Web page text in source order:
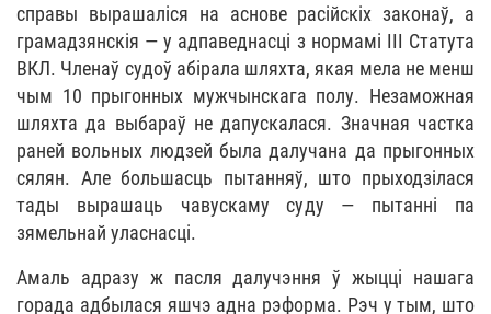
справы вырашаліся на аснове расійскіх законаў, а
грамадзянскія — у адпаведнасці з нормамі ІІІ Статута
ВКЛ. Членаў судоў абірала шляхта, якая мела не менш
чым 10 прыгонных мужчынскага полу. Незаможная
шляхта да выбараў не дапускалася. Значная частка
раней вольных людзей была далучана да прыгонных
сялян. Але большасць пытанняў, што прыходзілася
тады вырашаць чавускаму суду — пытанні па
зямельнай уласнасці.
Амаль адразу ж пасля далучэння ў жыцці нашага
горада адбылася яшчэ адна рэформа. Рэч у тым, што